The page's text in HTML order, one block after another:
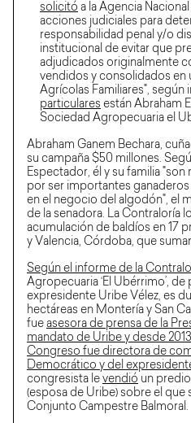
solicitó a la Agencia
acciones judiciales para
responsabilidad penal y/o
institucional de evitar que
adjudicados originalmente
vendidos y consolidados en
Agrícolas Familiares", según
particulares están Abraham
Sociedad Agropecuaria el
Abraham Ganem Bechara,
su campaña $50 millones.
Espectador, él y su familia
por ser importantes
en el negocio del algodón", el
de la senadora. La Contraloría
acumulación de baldíos en 17
y Valencia, Córdoba, que
Según el informe de la
Agropecuaria ‘El Ubérrimo’,
expresidente Uribe Vélez, es
hectáreas en Montería y San
fue asesora de prensa de la
mandato de Uribe y desde
Congreso fue directora de
Democrático y del
congresista le vendió un
(esposa de Uribe) sobre el que
Conjunto Campestre Balmoral.